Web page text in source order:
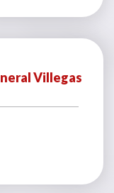
Villegas